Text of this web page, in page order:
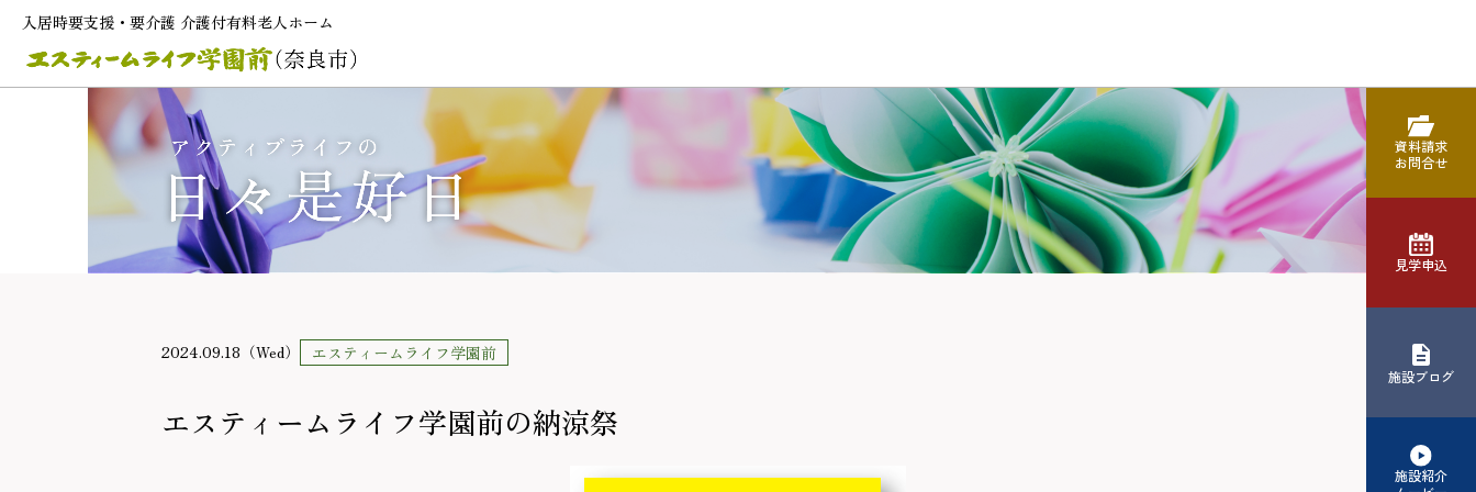
入居時要支援・要介護 介護付有料老人ホーム
資料請求
お問合せ
見学申込
施設ブログ
施設紹介
2024.09.18（Wed） エスティームライフ学園前
エスティームライフ学園前の納涼祭